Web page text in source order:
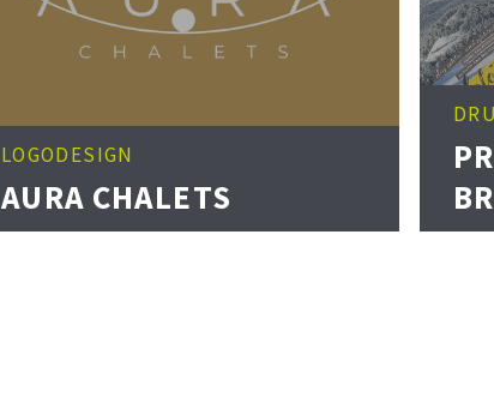
LOGODESIGN
AURA CHALETS